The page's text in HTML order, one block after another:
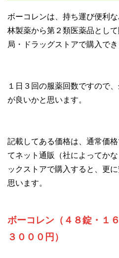
ボーコレンは、持ち運び便利
林製薬から第２類医薬品とし
局・ドラッグストアで購入でき
１日３回の服薬回数ですので
が良いかと思います。
記載してある価格は、通常価
てネット通販（社によってか
ックストアで購入すると、更
思います。
ボーコレン（４８錠・１
３０００円）